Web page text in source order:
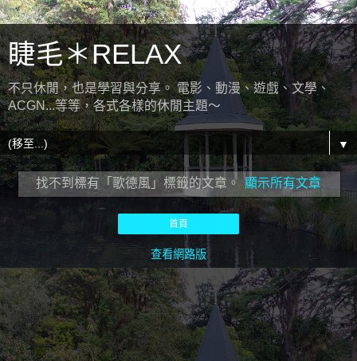
睫毛＊RELAX
不只休閒，也是學習與分享。 電影、動漫、遊戲、文學、
ACGN...等等，各式各樣的休閒主題～
▼
找不到標有「歌德風」 標籤的文章。 顯示所有文章
首頁
查看網路版